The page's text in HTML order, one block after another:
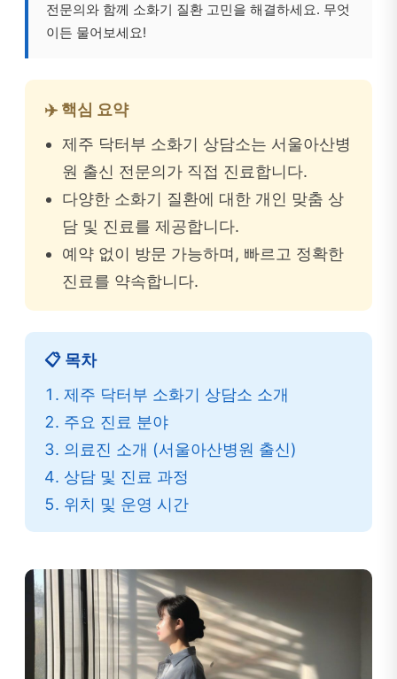
전문의와 함께 소화기 질환 고민을 해결하세요. 무엇
이든 물어보세요!
✈️ 핵심 요약
제주 닥터부 소화기 상담소는 서울아산병
원 출신 전문의가 직접 진료합니다.
다양한 소화기 질환에 대한 개인 맞춤 상
담 및 진료를 제공합니다.
예약 없이 방문 가능하며, 빠르고 정확한
진료를 약속합니다.
📋 목차
제주 닥터부 소화기 상담소 소개
주요 진료 분야
의료진 소개 (서울아산병원 출신)
상담 및 진료 과정
위치 및 운영 시간